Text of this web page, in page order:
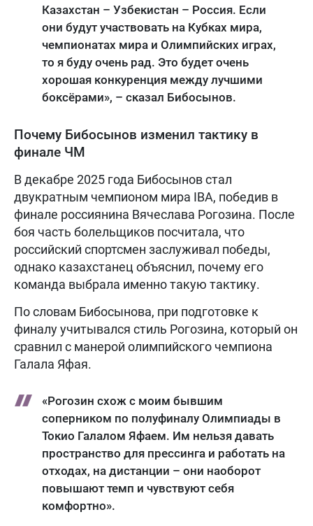
Казахстан – Узбекистан – Россия. Если
они будут участвовать на Кубках мира,
чемпионатах мира и Олимпийских играх,
то я буду очень рад. Это будет очень
хорошая конкуренция между лучшими
боксёрами», – сказал Бибосынов.
Почему Бибосынов изменил тактику в
финале ЧМ
В декабре 2025 года Бибосынов стал
двукратным чемпионом мира IBA, победив в
финале россиянина Вячеслава Рогозина. После
боя часть болельщиков посчитала, что
российский спортсмен заслуживал победы,
однако казахстанец объяснил, почему его
команда выбрала именно такую тактику.
По словам Бибосынова, при подготовке к
финалу учитывался стиль Рогозина, который он
сравнил с манерой олимпийского чемпиона
Галала Яфая.
«Рогозин схож с моим бывшим
соперником по полуфиналу Олимпиады в
Токио Галалом Яфаем. Им нельзя давать
пространство для прессинга и работать на
отходах, на дистанции – они наоборот
повышают темп и чувствуют себя
комфортно».